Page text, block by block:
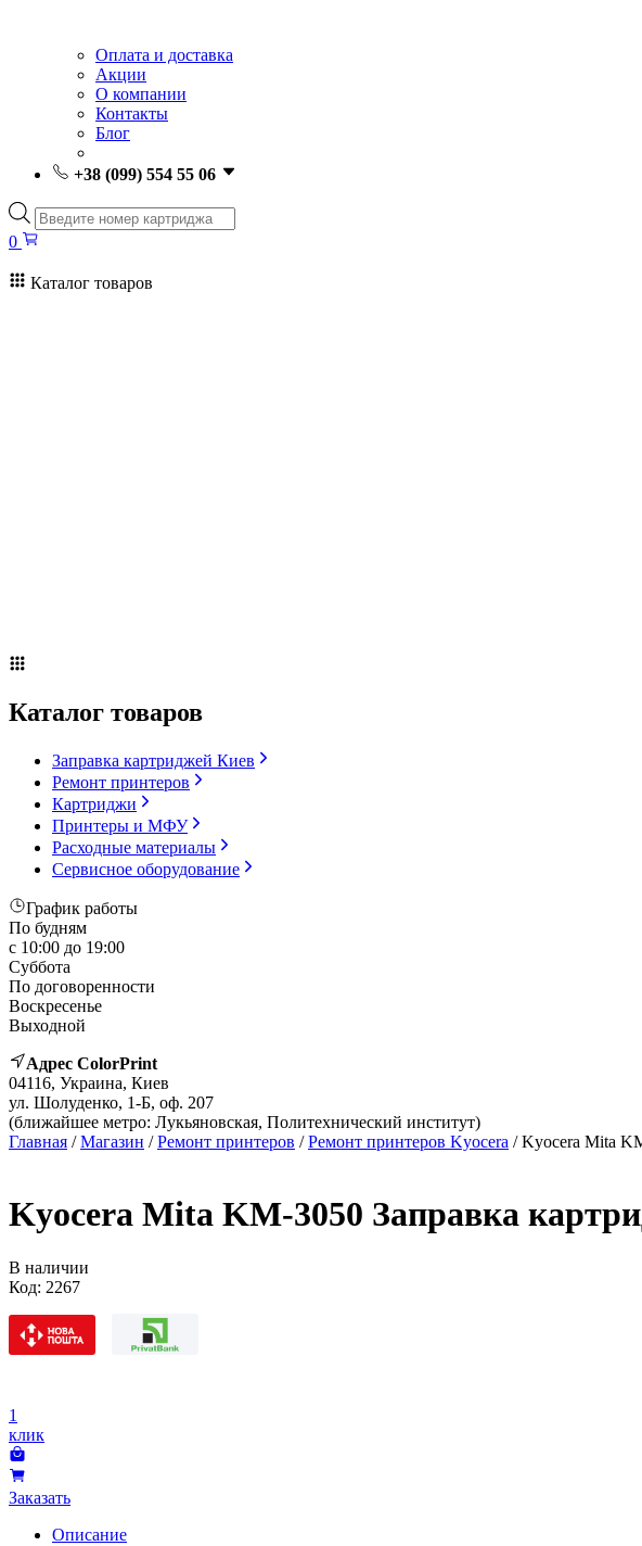
Оплата и доставка
Акции
О компании
Контакты
Блог
+38 (099) 554 55 06
Поиск
товаров
0
Каталог товаров
Каталог товаров
Заправка картриджей Киев
Ремонт принтеров
Картриджи
Принтеры и МФУ
Расходные материалы
Сервисное оборудование
График работы
По будням
с 10:00 до 19:00
Суббота
По договоренности
Воскресенье
Выходной
Адрес ColorPrint
04116, Украина, Киев
ул. Шолуденко, 1-Б, оф. 207
(ближайшее метро: Лукьяновская, Политехнический институт)
Главная /Магазин /Ремонт принтеров /Ремонт принтеров Kyocera / Kyocera Mita
Kyocera Mita KM-3050 Заправка
В наличии
Код: 2267
1
клик
Заказать
Описание